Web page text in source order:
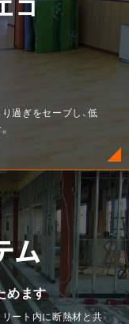
過ぎをセーブし、低
ム
めます
ート内に断熱材と共